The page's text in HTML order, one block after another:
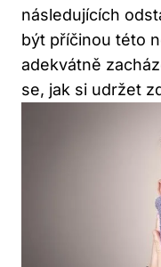
následujících⁢
být příčinou této
⁣adekvátně
se, jak si udržet